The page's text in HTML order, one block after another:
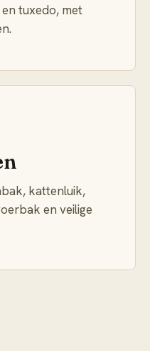
tuxedo, met
kattenluik,
en veilige